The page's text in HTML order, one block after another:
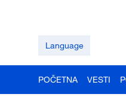
Language
POČETNA VESTI